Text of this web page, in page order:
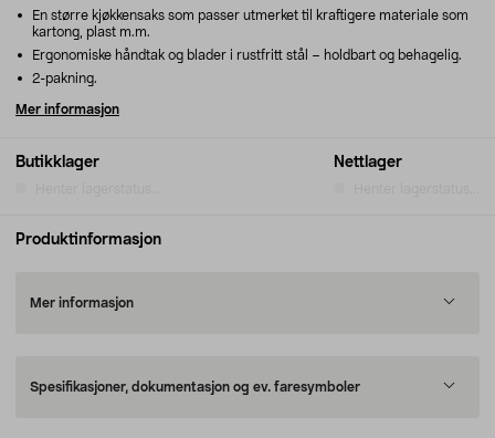
Butikklager Nettlager
En større kjøkkensaks som passer utmerket til kraftigere materiale som
kartong, plast m.m.
Ergonomiske håndtak og blader i rustfritt stål – holdbart og behagelig.
2-pakning.
Mer informasjon
Produktinformasjon
Mer informasjon
Spesifikasjoner, dokumentasjon og ev. faresymboler